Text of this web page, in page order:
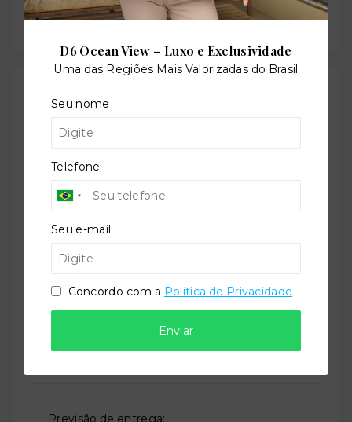
Referência:
O-50647-77823
Perfil:
Residencial
Em construção
Previsão de entrega:
D6 Ocean View – Luxo e Exclusividade
Uma das Regiões Mais Valorizadas do Brasil
Seu nome
Telefone
Seu e-mail
Concordo com a Política de Privacidade
Enviar